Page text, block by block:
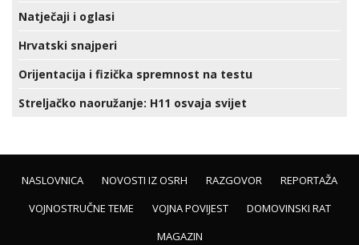
Natječaji i oglasi
Hrvatski snajperi
Orijentacija i fizička spremnost na testu
Streljačko naoružanje: H11 osvaja svijet
NASLOVNICA NOVOSTI IZ OSRH RAZGOVOR
REPORTAŽA
VOJNOSTRUČNE TEME
VOJNA POVIJEST
DOMOVINSKI RAT
MAGAZIN